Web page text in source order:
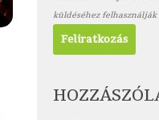
küldéséhez felhasználják